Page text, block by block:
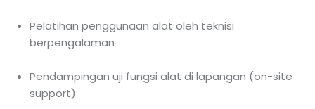
Pelatihan penggunaan alat oleh teknisi
berpengalaman
Pendampingan uji fungsi alat di lapangan (on-site
support)